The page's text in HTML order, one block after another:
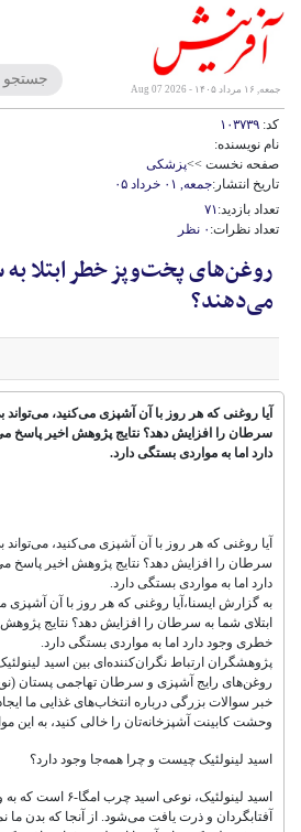
جمعه, ۱۶ مرداد ۱۴۰۵ - Aug 07 2026
کد:
نام نویسنده:
صفحه نخست >>پزشکی
تاریخ انتشار:جمعه, ۰۱ خرداد ۰۵
تعداد بازدید:۷۱
تعداد نظرات: ۰ نظر
روغن‌های پخت‌وپز خطر ابتلا به
می‌دهند؟
آیا روغنی که هر روز با آن آشپزی می‌کنید،
سرطان را افزایش دهد؟ نتایج پژوهش اخیر پاسخ
دارد اما به مواردی بستگی دارد.
آیا روغنی که هر روز با آن آشپزی می‌کنید،
سرطان را افزایش دهد؟ نتایج پژوهش اخیر پاسخ
دارد اما به مواردی بستگی دارد.
به گزارش ایسنا،آیا روغنی که هر روز با آن آشپزی
ابتلای شما به سرطان را افزایش دهد؟ نتایج
خطری وجود دارد اما به مواردی بستگی دارد.
پژوهشگران ارتباط نگران‌کننده‌ای بین اسید
روغن‌های رایج آشپزی و سرطان تهاجمی پستان (نوع
خبر سوالات بزرگی درباره انتخاب‌های غذایی ما
وحشت کابینت آشپزخانه‌تان را خالی کنید، به این
اسید لینولئیک چیست و چرا همه‌جا وجود دارد؟
اسید لینولئیک، نوعی
آفتابگردان و ذرت یافت می‌شود. از آنجا که بدن ما